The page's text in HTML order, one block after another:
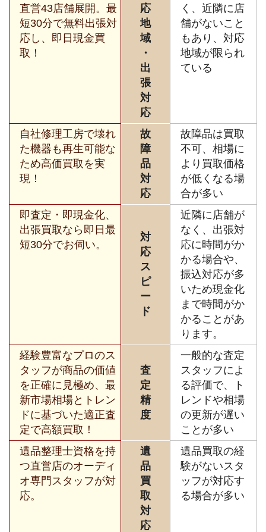
直営43店舗展開。最
短30分で無料出張対
応し、即日現金買
取！
応
地
域
・
出
張
対
応
く、近隣に店
舗がないこと
もあり、対応
地域が限られ
ている
自社修理工房で壊れ
た機器も再生可能な
ため高価買取を実
現！
故
障
品
対
応
故障品は買取
不可、相場に
より買取価格
が低くなる場
合が多い
即査定・即現金化、
出張買取なら即日最
短30分でお伺い。
対
応
ス
ピ
ー
ド
近隣に店舗が
なく、出張対
応に時間がか
かる場合や、
振込対応が多
いため現金化
まで時間がか
かることがあ
ります。
経験豊富なプロのス
タッフが商品の価値
を正確に見極め、最
新市場相場とトレン
ドに基づいた適正査
定で高額買取！
査
定
精
度
一般的な査定
スタッフによ
る評価で、ト
レンドや相場
の更新が遅い
ことが多い
遺品整理士資格を持
つ直営店のオーディ
オ専門スタッフが対
応。
遺
品
買
取
対
応
遺品買取の経
験がないスタ
ッフが対応す
る場合が多い